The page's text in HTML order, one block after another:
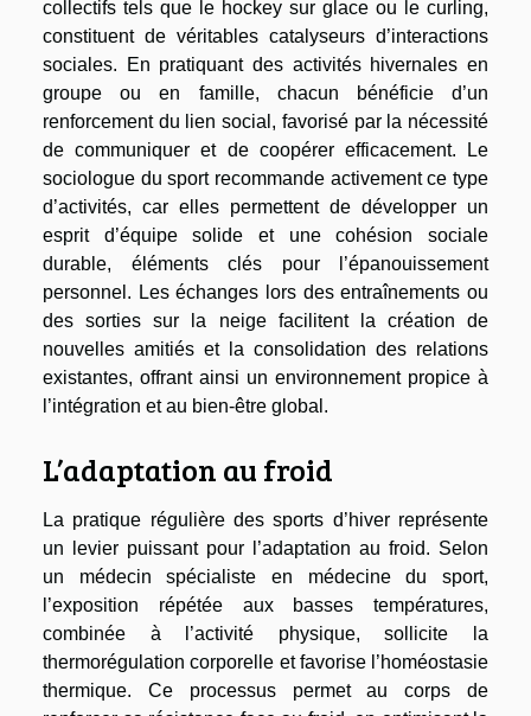
collectifs tels que le hockey sur glace ou le curling,
constituent de véritables catalyseurs d’interactions
sociales. En pratiquant des activités hivernales en
groupe ou en famille, chacun bénéficie d’un
renforcement du lien social, favorisé par la nécessité
de communiquer et de coopérer efficacement. Le
sociologue du sport recommande activement ce type
d’activités, car elles permettent de développer un
esprit d’équipe solide et une cohésion sociale
durable, éléments clés pour l’épanouissement
personnel. Les échanges lors des entraînements ou
des sorties sur la neige facilitent la création de
nouvelles amitiés et la consolidation des relations
existantes, offrant ainsi un environnement propice à
l’intégration et au bien-être global.
L’adaptation au froid
La pratique régulière des sports d’hiver représente
un levier puissant pour l’adaptation au froid. Selon
un médecin spécialiste en médecine du sport,
l’exposition répétée aux basses températures,
combinée à l’activité physique, sollicite la
thermorégulation corporelle et favorise l’homéostasie
thermique. Ce processus permet au corps de